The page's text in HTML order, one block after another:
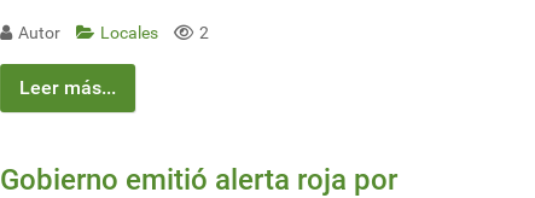
Autor Locales 2
Leer más...
Gobierno emitió alerta roja por